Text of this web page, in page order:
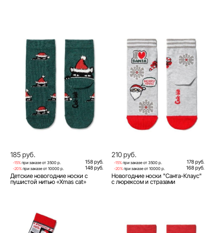
185 руб.
-15% при заказе от 3500 р. 158 руб.
-20% при заказе от 10000 р. 148 руб.
Детские новогодние носки с
пушистой нитью «Xmas cat»
210 руб.
-15% при заказе от 3500 р. 178 руб.
-20% при заказе от 10000 р. 168 руб.
Новогодние носки "Санта-Клаус"
с люрексом и стразами